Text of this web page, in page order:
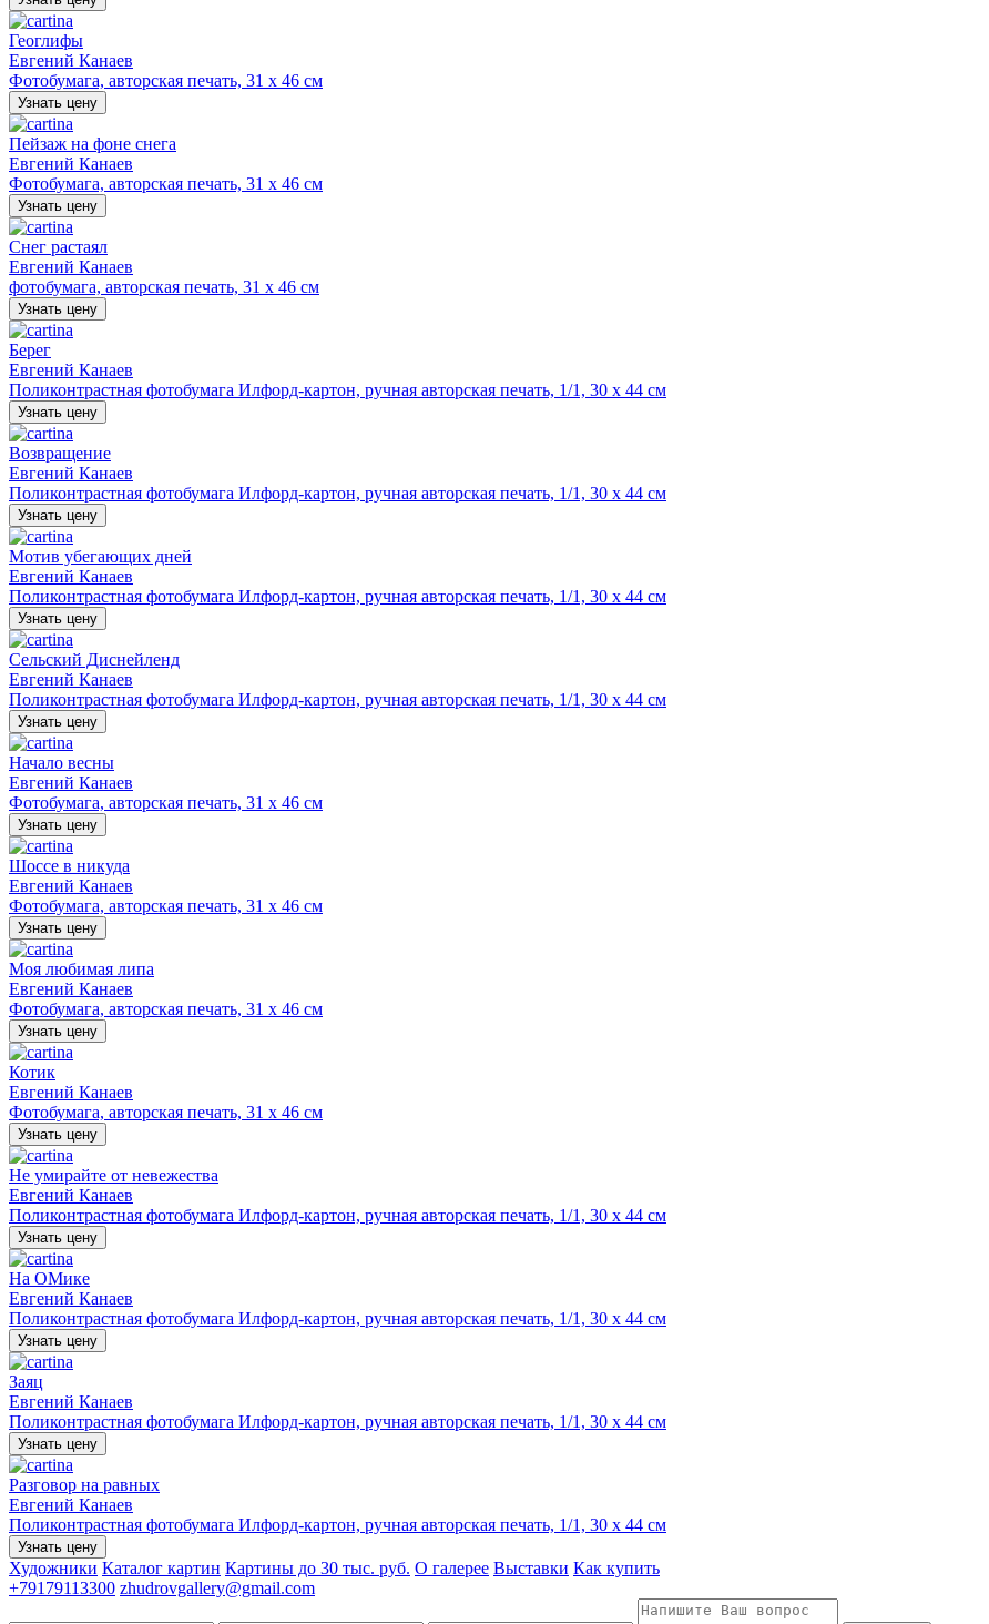
Геоглифы
Евгений Канаев
Фотобумага, авторская печать, 31 х 46 см
Узнать цену
Пейзаж на фоне снега
Евгений Канаев
Фотобумага, авторская печать, 31 х 46 см
Узнать цену
Снег растаял
Евгений Канаев
фотобумага, авторская печать, 31 х 46 см
Узнать цену
Берег
Евгений Канаев
Поликонтрастная фотобумага Илфорд-картон, ручная авторская печать, 1/1, 30 х 44 см
Узнать цену
Возвращение
Евгений Канаев
Поликонтрастная фотобумага Илфорд-картон, ручная авторская печать, 1/1, 30 х 44 см
Узнать цену
Мотив убегающих дней
Евгений Канаев
Поликонтрастная фотобумага Илфорд-картон, ручная авторская печать, 1/1, 30 х 44 см
Узнать цену
Сельский Диснейленд
Евгений Канаев
Поликонтрастная фотобумага Илфорд-картон, ручная авторская печать, 1/1, 30 х 44 см
Узнать цену
Начало весны
Евгений Канаев
Фотобумага, авторская печать, 31 х 46 см
Узнать цену
Шоссе в никуда
Евгений Канаев
Фотобумага, авторская печать, 31 х 46 см
Узнать цену
Моя любимая липа
Евгений Канаев
Фотобумага, авторская печать, 31 х 46 см
Узнать цену
Котик
Евгений Канаев
Фотобумага, авторская печать, 31 х 46 см
Узнать цену
Не умирайте от невежества
Евгений Канаев
Поликонтрастная фотобумага Илфорд-картон, ручная авторская печать, 1/1, 30 х 44 см
Узнать цену
На ОМике
Евгений Канаев
Поликонтрастная фотобумага Илфорд-картон, ручная авторская печать, 1/1, 30 х 44 см
Узнать цену
Заяц
Евгений Канаев
Поликонтрастная фотобумага Илфорд-картон, ручная авторская печать, 1/1, 30 х 44 см
Узнать цену
Разговор на равных
Евгений Канаев
Поликонтрастная фотобумага Илфорд-картон, ручная авторская печать, 1/1, 30 х 44 см
Узнать цену
Художники Каталог картин Картины до 30 тыс. руб. О галерее Выставки Как купить
+79179113300 zhudrovgallery@gmail.com